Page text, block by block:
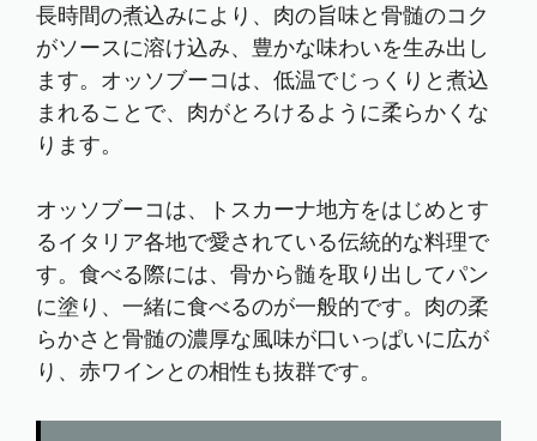
長時間の煮込みにより、肉の旨味と骨髄のコク
がソースに溶け込み、豊かな味わいを生み出し
ます。オッソブーコは、低温でじっくりと煮込
まれることで、肉がとろけるように柔らかくな
ります。
オッソブーコは、トスカーナ地方をはじめとす
るイタリア各地で愛されている伝統的な料理で
す。食べる際には、骨から髄を取り出してパン
に塗り、一緒に食べるのが一般的です。肉の柔
らかさと骨髄の濃厚な風味が口いっぱいに広が
り、赤ワインとの相性も抜群です。